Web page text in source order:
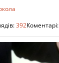
392Коментарі: